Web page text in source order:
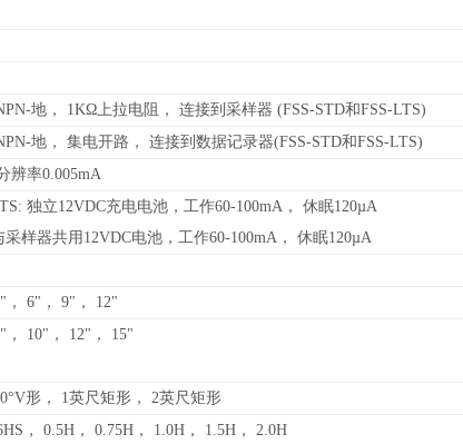
地， 1KΩ上拉电阻， 连接到采样器 (FSS-STD和FSS-LTS)
地， 集电开路， 连接到数据记录器(FSS-STD和FSS-LTS)
辨率0.005mA
独立12VDC充电电池，工作60-100mA， 休眠120µA
采样器共用12VDC电池，工作60-100mA， 休眠120µA
， 6"， 9"， 12"
， 10"， 12"， 15"
形， 1英尺矩形， 2英尺矩形
， 0.5H， 0.75H， 1.0H， 1.5H， 2.0H